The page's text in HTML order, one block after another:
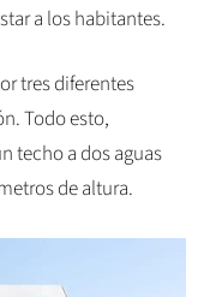
a los habitantes.
tres diferentes
Todo esto,
techo a dos aguas
de altura.